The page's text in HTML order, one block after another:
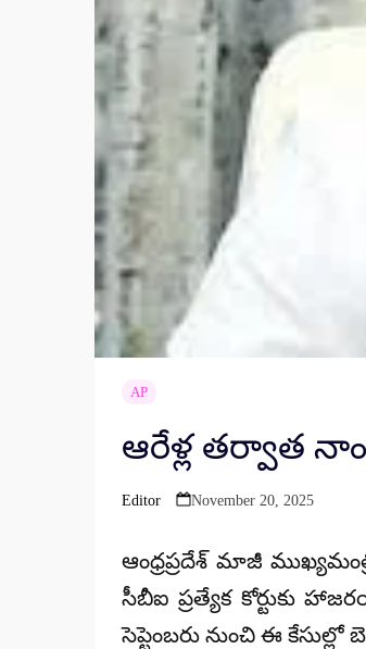
AP
ఆరేళ్ల తర్వాత
Posted
Editor November 20, 2025
ఆంధ్రప్రదేశ్ మాజీ
సీబీఐ ప్రత్యేక కోర్టుకు
సెప్టెంబరు నుంచి ఈ